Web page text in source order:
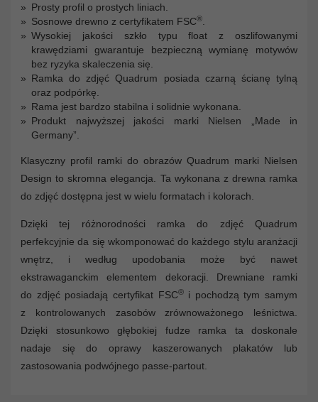
Prosty profil o prostych liniach.
Sosnowe drewno z certyfikatem FSC®
Wysokiej jakości szkło typu float z oszlifowanymi
krawędziami gwarantuje bezpieczną wymianę motywów
bez ryzyka skaleczenia się.
Ramka do zdjęć Quadrum posiada czarną ścianę tylną
oraz podpórkę.
Rama jest bardzo stabilna i solidnie wykonana.
Produkt najwyższej jakości marki Nielsen „Made in
Germany”.
Klasyczny profil ramki do obrazów Quadrum marki Nielsen
Design to skromna elegancja. Ta wykonana z drewna ramka
do zdjęć dostępna jest w wielu formatach i kolorach.
Dzięki tej różnorodności ramka do zdjęć Quadrum
perfekcyjnie da się wkomponować do każdego stylu aranżacji
wnętrz, i według upodobania może być nawet
ekstrawaganckim elementem dekoracji. Drewniane ramki
do zdjęć posiadają certyfikat FSC®i pochodzą tym samym
z kontrolowanych zasobów zrównoważonego leśnictwa.
Dzięki stosunkowo głębokiej fudze ramka ta doskonale
nadaje się do oprawy kaszerowanych plakatów lub
zastosowania podwójnego passe-partout.